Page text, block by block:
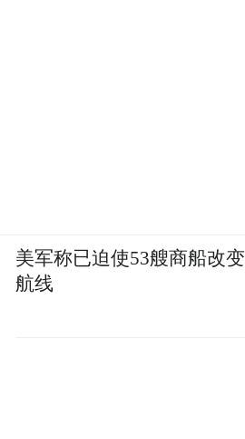
美军称已迫使53艘商船改变
航线